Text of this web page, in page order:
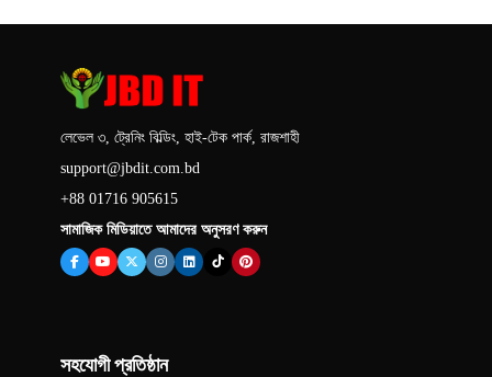
লেভেল ৩, ট্রেনিং বিল্ডিং, হাই-টেক পার্ক, রাজশাহী
support@jbdit.com.bd
+88 01716 905615
সামাজিক মিডিয়াতে আমাদের অনুসরণ করুন
সহযোগী প্রতিষ্ঠান